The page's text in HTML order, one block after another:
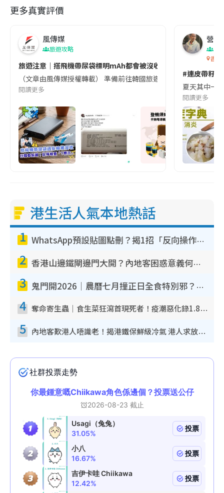
更多真實評價
風傳媒
旅遊攻略
旅遊注意｜搭飛機帶尿袋標明mAh都會被沒收😱出發前切記檢查
（文章由風傳媒授權轉載） 準備前往韓國旅遊的民眾，近期要
閱讀更多
營養
香港
#連皮帶籽
夏天其中一
閱讀更多
港生活人氣本地熱話
1 WhatsApp預設貼圖點刪？揭1招「反向操作」還原簡潔介面 附3步實測教學
2 香港山邊鐵閘邊門大開？內地客困惑意義何在！網民神回覆：呢種叫法理性防禦
3 鬼門開2026｜農曆七月撞正日全食特別邪？專家警告切忌做一事！揭4大禁忌+2招保平安
4 奪命寄生蟲｜食生菜狂瀉首現死者！疫潮惡化錄1.8萬宗病例 揭洗菜3大謬誤
5 內地客歎港人唔識老！揭港鐵保鮮級冷氣 港人求放過：咪投訴